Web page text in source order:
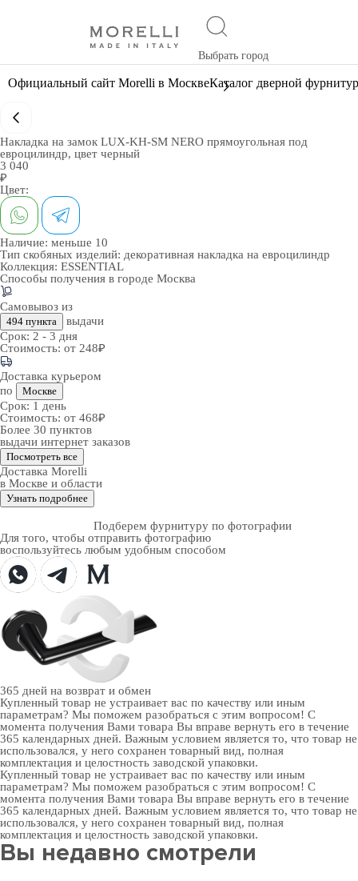
Выбрать город
Официальный сайт Morelli в МосквеКаталог дверной
Накладка на замок LUX-KH-SM NERO прямоугольная под
евроцилиндр, цвет черный
3 040
₽
Цвет:
Наличие: меньше 10
Тип скобяных изделий: декоративная накладка на евроцилиндр
Коллекция: ESSENTIAL
Способы получения в городе Москва
Самовывоз из
494 пункта
выдачи
Срок: 2 - 3 дня
Стоимость: от 248₽
Доставка курьером
по
Москве
Срок: 1 день
Стоимость: от 468₽
Более 30 пунктов
выдачи интернет заказов
Посмотреть все
Доставка Morelli
в Москве и области
Узнать подробнее
Подберем фурнитуру по фотографии
Для того, чтобы отправить фотографию
воспользуйтесь любым удобным способом
365 дней на возврат и обмен
Купленный товар не устраивает вас по качеству или иным
параметрам? Мы поможем разобраться с этим вопросом! С
момента получения Вами товара Вы вправе вернуть его в течение
365 календарных дней. Важным условием является то, что товар не
использовался, у него сохранен товарный вид, полная
комплектация и целостность заводской упаковки.
Купленный товар не устраивает вас по качеству или иным
параметрам? Мы поможем разобраться с этим вопросом! С
момента получения Вами товара Вы вправе вернуть его в течение
365 календарных дней. Важным условием является то, что товар не
использовался, у него сохранен товарный вид, полная
комплектация и целостность заводской упаковки.
Вы недавно смотрели